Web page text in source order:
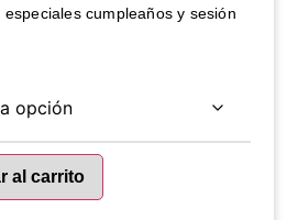
cumpleaños y sesión
al carrito